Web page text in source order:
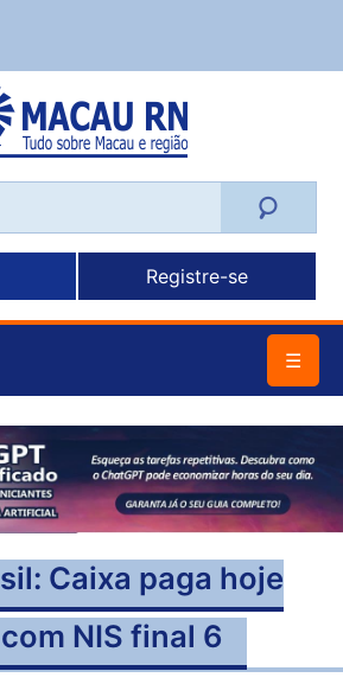
Registre-se
☰
Caixa paga hoje
NIS final 6